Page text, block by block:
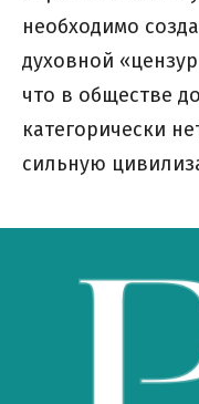
необходимо
духовной
что в обществе
категорически
сильную